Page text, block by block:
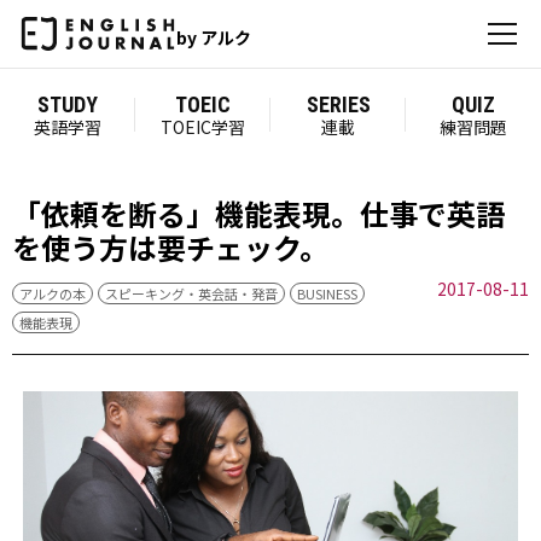
by アルク
STUDY
英語学習
TOEIC
TOEIC学習
SERIES
連載
QUIZ
練習問題
「依頼を断る」機能表現。仕事で英語
を使う方は要チェック。
アルクの本 スピーキング・英会話・発音
BUSINESS
機能表現
2017-08-11